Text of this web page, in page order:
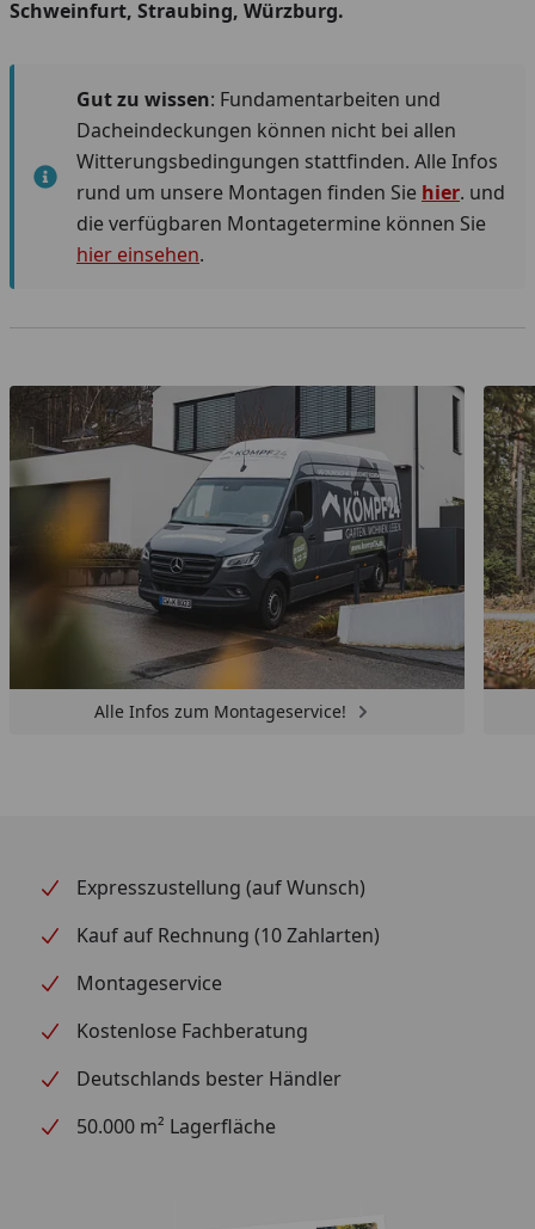
Schweinfurt, Straubing, Würzburg.
Gut zu wissen: Fundamentarbeiten und
Dacheindeckungen können nicht bei allen
Witterungsbedingungen stattfinden. Alle Infos
rund um unsere Montagen finden Sie hier. und
die verfügbaren Montagetermine können Sie
hier einsehen.
Alle Infos zum Montageservice!
Expresszustellung (auf Wunsch)
Kauf auf Rechnung (10 Zahlarten)
Montageservice
Kostenlose Fachberatung
Deutschlands bester Händler
50.000 m² Lagerfläche